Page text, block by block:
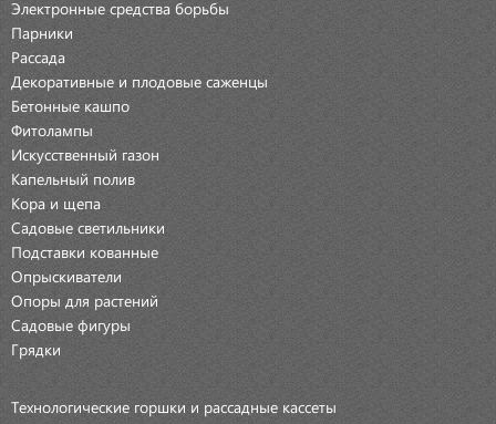
Электронные средства борьбы
Парники
Рассада
Декоративные и плодовые саженцы
Бетонные кашпо
Фитолампы
Искусственный газон
Капельный полив
Кора и щепа
Садовые светильники
Подставки кованные
Опрыскиватели
Опоры для растений
Садовые фигуры
Грядки
Технологические горшки и рассадные кассеты